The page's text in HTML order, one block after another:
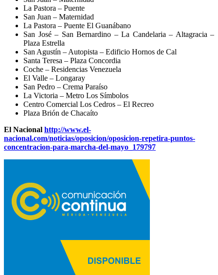
La Pastora – Puente
San Juan – Maternidad
La Pastora – Puente El Guanábano
San José – San Bernardino – La Candelaria – Altagracia –
Plaza Estrella
San Agustín – Autopista – Edificio Hornos de Cal
Santa Teresa – Plaza Concordia
Coche – Residencias Venezuela
El Valle – Longaray
San Pedro – Crema Paraíso
La Victoria – Metro Los Símbolos
Centro Comercial Los Cedros – El Recreo
Plaza Brión de Chacaíto
El Nacional http://www.el-
nacional.com/noticias/oposicion/oposicion-repetira-puntos-
concentracion-para-marcha-del-mayo_179797